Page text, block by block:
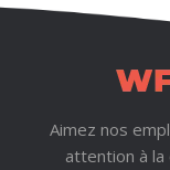
Aimez nos
attention à la